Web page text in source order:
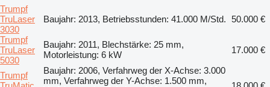
Trumpf
TruLaser
3030
Baujahr: 2013, Betriebsstunden: 41.000 M/Std. 50.000 €
Trumpf
TruLaser
5030
Baujahr: 2011, Blechstärke: 25 mm,
Motorleistung: 6 kW
17.000 €
Trumpf
Baujahr: 2006, Verfahrweg der X-Achse: 3.000
mm, Verfahrweg der Y-Achse: 1.500 mm,